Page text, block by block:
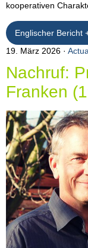
kooperativen
Englischer Bericht
19. März 2026
Nachruf:
Franken